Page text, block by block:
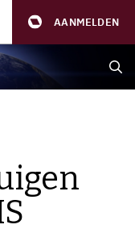
AANMELDEN